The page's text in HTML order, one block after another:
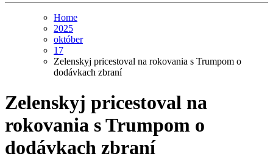
Home
2025
október
17
Zelenskyj pricestoval na rokovania s Trumpom o
dodávkach zbraní
Zelenskyj pricestoval na
rokovania s Trumpom o
dodávkach zbraní